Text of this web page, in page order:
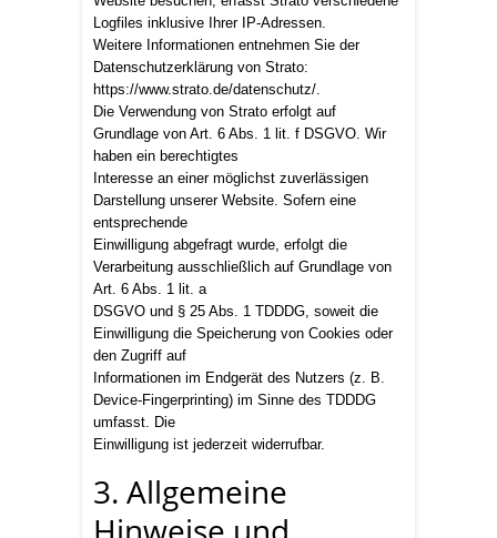
Logfiles inklusive Ihrer IP-Adressen.
Weitere Informationen entnehmen Sie der
Datenschutzerklärung von Strato:
https://www.strato.de/datenschutz/.
Die Verwendung von Strato erfolgt auf
Grundlage von Art. 6 Abs. 1 lit. f DSGVO. Wir
haben ein berechtigtes
Interesse an einer möglichst zuverlässigen
Darstellung unserer Website. Sofern eine
entsprechende
Einwilligung abgefragt wurde, erfolgt die
Verarbeitung ausschließlich auf Grundlage von
Art. 6 Abs. 1 lit. a
DSGVO und § 25 Abs. 1 TDDDG, soweit die
Einwilligung die Speicherung von Cookies oder
den Zugriff auf
Informationen im Endgerät des Nutzers (z. B.
Device-Fingerprinting) im Sinne des TDDDG
umfasst. Die
Einwilligung ist jederzeit widerrufbar.
3. Allgemeine